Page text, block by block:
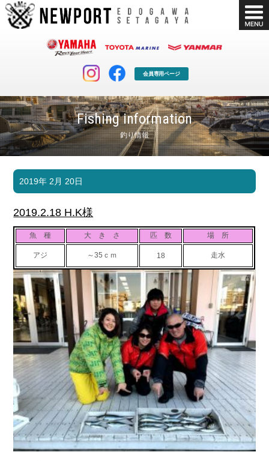
会員専用ページ
Fishing information
釣り情報
マリンクラブ
マリンライフを堪能したい！
ボート販売
ボート免許
長年の実績と信頼！
店舗情報 公式ブログ
お問い合わせ
Contact us
会社概要
採用情報
Recruit
リンク集
Link
2019年 2月 20日
2019.2.18 H.K様
魚 種 大 き さ 匹 数 場 所
アジ ～35ｃｍ 18 走水